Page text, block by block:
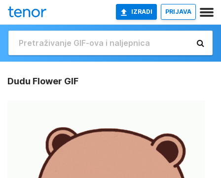
IZRADI PRIJAVA
Dudu Flower GIF